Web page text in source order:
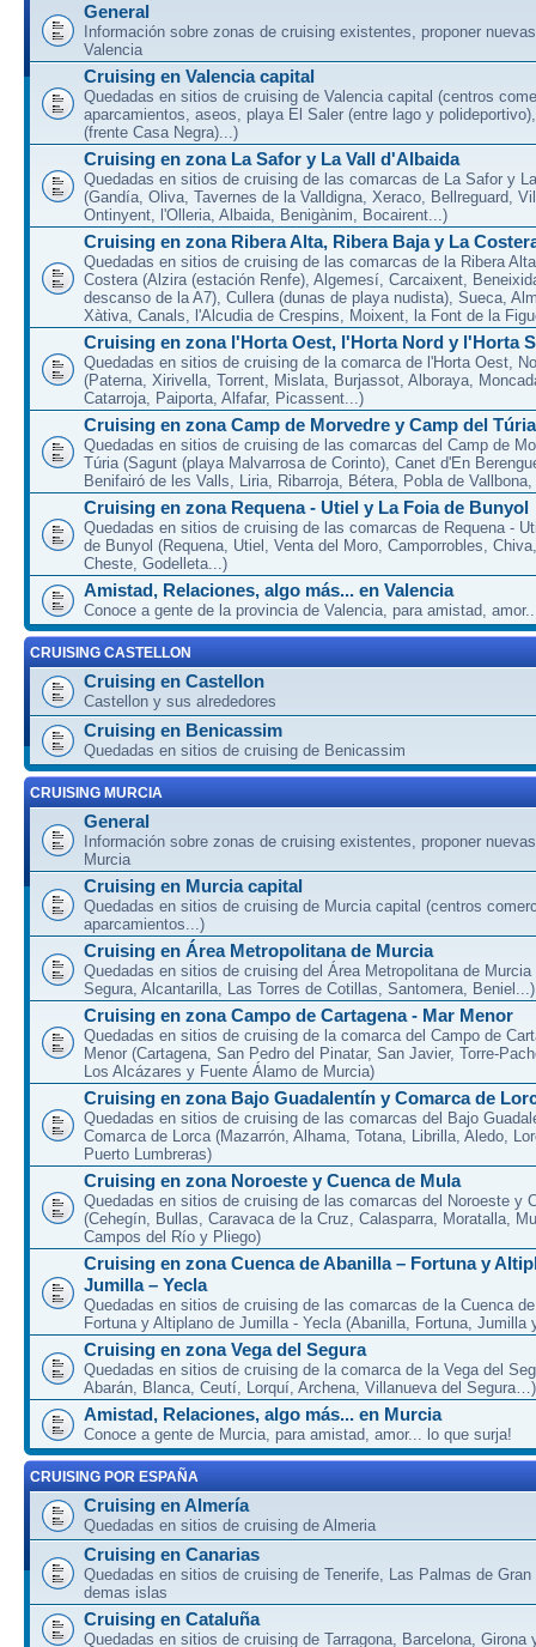
General
Información sobre zonas de cruising existentes, proponer
Valencia
Cruising en Valencia capital
Quedadas en sitios de cruising de Valencia capital (centros
aparcamientos, aseos, playa El Saler (entre lago y
(frente Casa Negra)...)
Cruising en zona La Safor y La Vall d'Albaida
Quedadas en sitios de cruising de las comarcas de La Safor y
(Gandía, Oliva, Tavernes de la Valldigna, Xeraco, Bellreguard,
Ontinyent, l'Olleria, Albaida, Benigànim, Bocairent...)
Cruising en zona Ribera Alta, Ribera Baja y La
Quedadas en sitios de cruising de las comarcas de la Ribera
Costera (Alzira (estación Renfe), Algemesí, Carcaixent,
descanso de la A7), Cullera (dunas de playa nudista), Sueca,
Xàtiva, Canals, l'Alcudia de Crespins, Moixent, la Font de la
Cruising en zona l'Horta Oest, l'Horta Nord y l'Horta
Quedadas en sitios de cruising de la comarca de l'Horta Oest,
(Paterna, Xirivella, Torrent, Mislata, Burjassot, Alboraya,
Catarroja, Paiporta, Alfafar, Picassent...)
Cruising en zona Camp de Morvedre y Camp del Túria
Quedadas en sitios de cruising de las comarcas del Camp de
Túria (Sagunt (playa Malvarrosa de Corinto), Canet d'En
Benifairó de les Valls, Liria, Ribarroja, Bétera, Pobla de
Cruising en zona Requena - Utiel y La Foia de Bunyol
Quedadas en sitios de cruising de las comarcas de Requena -
de Bunyol (Requena, Utiel, Venta del Moro, Camporrobles,
Cheste, Godelleta...)
Amistad, Relaciones, algo más... en Valencia
Conoce a gente de la provincia de Valencia, para amistad,
CRUISING CASTELLON
Cruising en Castellon
Castellon y sus alrededores
Cruising en Benicassim
Quedadas en sitios de cruising de Benicassim
CRUISING MURCIA
General
Información sobre zonas de cruising existentes, proponer
Murcia
Cruising en Murcia capital
Quedadas en sitios de cruising de Murcia capital (centros
aparcamientos...)
Cruising en Área Metropolitana de Murcia
Quedadas en sitios de cruising del Área Metropolitana de Murcia
Segura, Alcantarilla, Las Torres de Cotillas, Santomera, Beniel...)
Cruising en zona Campo de Cartagena - Mar Menor
Quedadas en sitios de cruising de la comarca del Campo de
Menor (Cartagena, San Pedro del Pinatar, San Javier, Torre-
Los Alcázares y Fuente Álamo de Murcia)
Cruising en zona Bajo Guadalentín y Comarca de
Quedadas en sitios de cruising de las comarcas del Bajo
Comarca de Lorca (Mazarrón, Alhama, Totana, Librilla, Aledo,
Puerto Lumbreras)
Cruising en zona Noroeste y Cuenca de Mula
Quedadas en sitios de cruising de las comarcas del Noroeste y
(Cehegín, Bullas, Caravaca de la Cruz, Calasparra, Moratalla,
Campos del Río y Pliego)
Cruising en zona Cuenca de Abanilla – Fortuna y
Jumilla – Yecla
Quedadas en sitios de cruising de las comarcas de la Cuenca
Fortuna y Altiplano de Jumilla - Yecla (Abanilla, Fortuna, Jumilla
Cruising en zona Vega del Segura
Quedadas en sitios de cruising de la comarca de la Vega del
Abarán, Blanca, Ceutí, Lorquí, Archena, Villanueva del Segura…)
Amistad, Relaciones, algo más... en Murcia
Conoce a gente de Murcia, para amistad, amor... lo que surja!
CRUISING POR ESPAÑA
Cruising en Almería
Quedadas en sitios de cruising de Almeria
Cruising en Canarias
Quedadas en sitios de cruising de Tenerife, Las Palmas de Gran
demas islas
Cruising en Cataluña
Quedadas en sitios de cruising de Tarragona, Barcelona, Girona